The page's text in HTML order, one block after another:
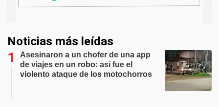
Noticias más leídas
Asesinaron a un chofer de una app
de viajes en un robo: así fue el
violento ataque de los motochorros